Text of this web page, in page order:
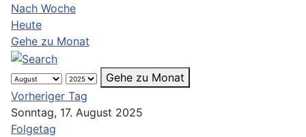
Nach Woche
Heute
Gehe zu Monat
Gehe zu Monat
Vorheriger Tag
Sonntag, 17. August 2025
Folgetag